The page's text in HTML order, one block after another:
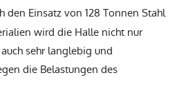
den Einsatz von 128 Tonnen Stahl
wird die Halle nicht nur
sehr langlebig und
die Belastungen des